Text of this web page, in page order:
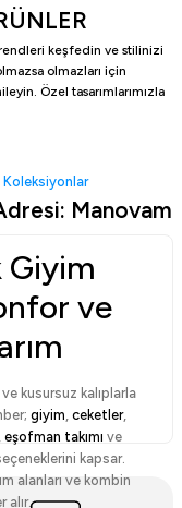
keşfedin ve stilinizi
olmazları için
Özel tasarımlarımızla
Kolye
Koleksiyonlar
Manovam
Giyim
ve
kusursuz kalıplarla
giyim, ceketler,
eşofman takımı ve
kapsar.
alanları ve kombin
alır.